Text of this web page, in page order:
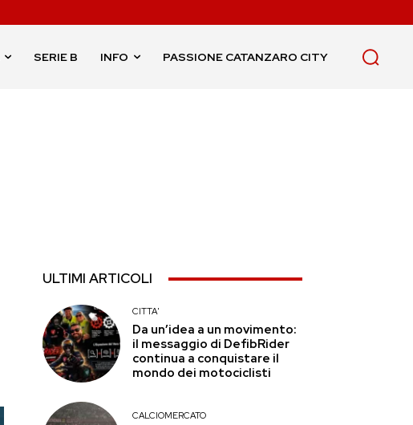
SERIE B INFO PASSIONE CATANZARO CITY
ULTIMI ARTICOLI
CITTA'
Da un’idea a un movimento:
il messaggio di DefibRider
continua a conquistare il
mondo dei motociclisti
CALCIOMERCATO